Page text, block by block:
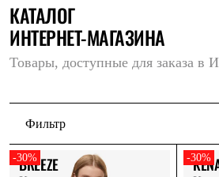
Брюки
Штормовая одежда
Куртки
Брюки
Брюки
Флисовая одежда
Брюки
Жилеты
КАТАЛОГ
ИНТЕРНЕТ-МАГАЗИНА
Товары, доступные для заказа в
Фильтр
-30%
BREEZE -30%